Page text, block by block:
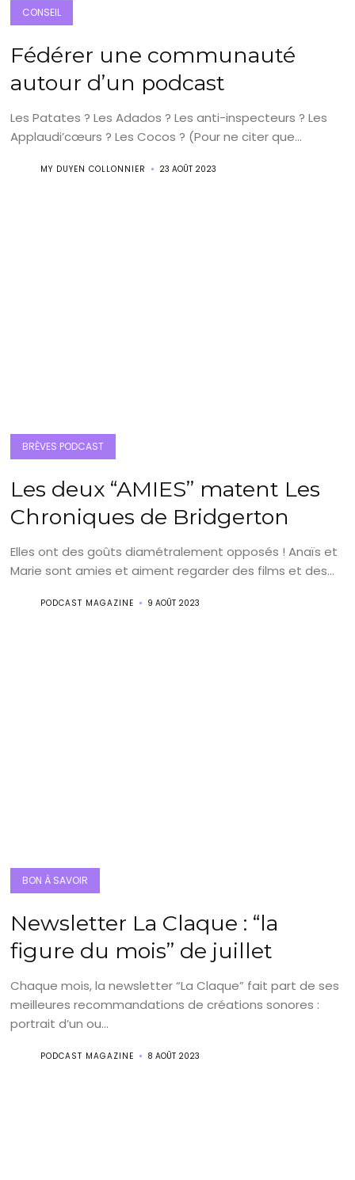
CONSEIL
Fédérer une communauté
autour d’un podcast
Les Patates ? Les Adados ? Les anti-inspecteurs ? Les
Applaudi’cœurs ? Les Cocos ? (Pour ne citer que...
MY DUYEN COLLONNIER 23 AOÛT 2023
BRÈVES PODCAST
Les deux “AMIES” matent Les
Chroniques de Bridgerton
Elles ont des goûts diamétralement opposés ! Anaïs et
Marie sont amies et aiment regarder des films et des...
PODCAST MAGAZINE 9 AOÛT 2023
BON À SAVOIR
Newsletter La Claque : “la
figure du mois” de juillet
Chaque mois, la newsletter “La Claque” fait part de ses
meilleures recommandations de créations sonores :
portrait d’un ou...
PODCAST MAGAZINE 8 AOÛT 2023